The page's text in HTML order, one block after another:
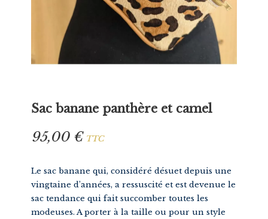
Sac banane panthère et camel
95,00 € TTC
Le sac banane qui, considéré désuet depuis une
vingtaine d’années, a ressuscité et est devenue le
sac tendance qui fait succomber toutes les
modeuses. A porter à la taille ou pour un style